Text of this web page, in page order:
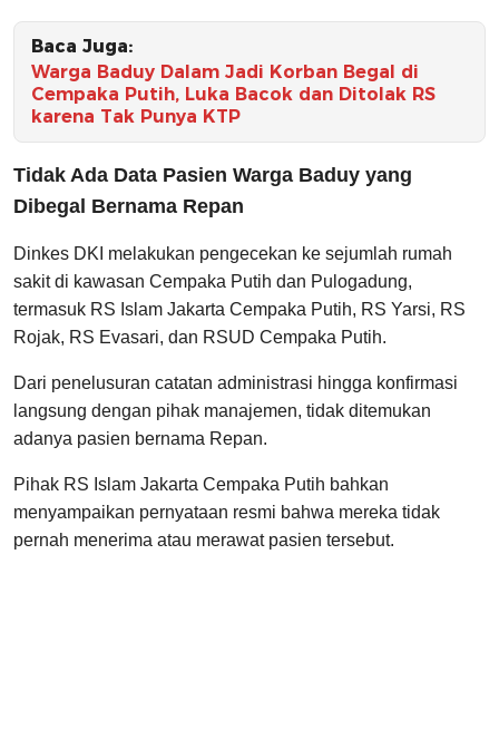
Baca Juga:
Warga Baduy Dalam Jadi Korban Begal di
Cempaka Putih, Luka Bacok dan Ditolak RS
karena Tak Punya KTP
Tidak Ada Data Pasien Warga Baduy yang
Dibegal Bernama Repan
Dinkes DKI melakukan pengecekan ke sejumlah rumah
sakit di kawasan Cempaka Putih dan Pulogadung,
termasuk RS Islam Jakarta Cempaka Putih, RS Yarsi, RS
Rojak, RS Evasari, dan RSUD Cempaka Putih.
Dari penelusuran catatan administrasi hingga konfirmasi
langsung dengan pihak manajemen, tidak ditemukan
adanya pasien bernama Repan.
Pihak RS Islam Jakarta Cempaka Putih bahkan
menyampaikan pernyataan resmi bahwa mereka tidak
pernah menerima atau merawat pasien tersebut.